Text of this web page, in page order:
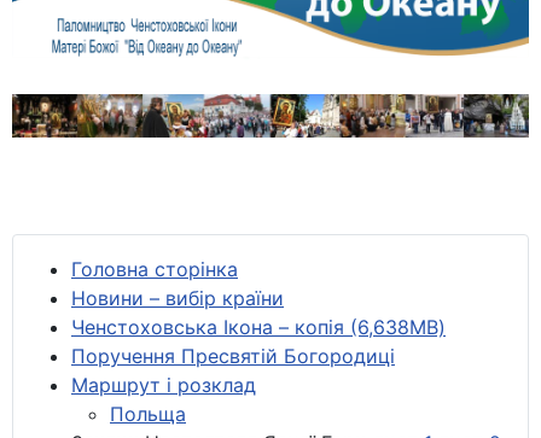
Головна сторінка
Новини – вибір країни
Ченстоховська Ікона – копія (6,638MB)
Поручення Пресвятій Богородиці
Маршрут і розклад
Польща